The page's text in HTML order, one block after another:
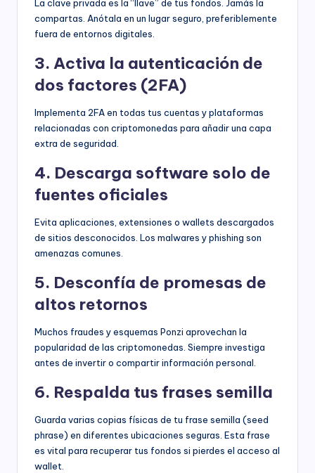
La clave privada es la “llave” de tus fondos. Jamás la
compartas. Anótala en un lugar seguro, preferiblemente
fuera de entornos digitales.
3. Activa la autenticación de
dos factores (2FA)
Implementa 2FA en todas tus cuentas y plataformas
relacionadas con criptomonedas para añadir una capa
extra de seguridad.
4. Descarga software solo de
fuentes oficiales
Evita aplicaciones, extensiones o wallets descargados
de sitios desconocidos. Los malwares y phishing son
amenazas comunes.
5. Desconfía de promesas de
altos retornos
Muchos fraudes y esquemas Ponzi aprovechan la
popularidad de las criptomonedas. Siempre investiga
antes de invertir o compartir información personal.
6. Respalda tus frases semilla
Guarda varias copias físicas de tu frase semilla (seed
phrase) en diferentes ubicaciones seguras. Esta frase
es vital para recuperar tus fondos si pierdes el acceso al
wallet.